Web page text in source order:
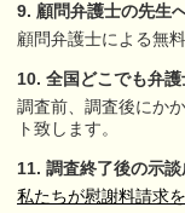
9. 顧問弁護士の先生
顧問弁護士による無
10. 全国どこでも弁護
調査前、調査後にか
ト致します。
11. 調査終了後の示
私たちが慰謝料請求